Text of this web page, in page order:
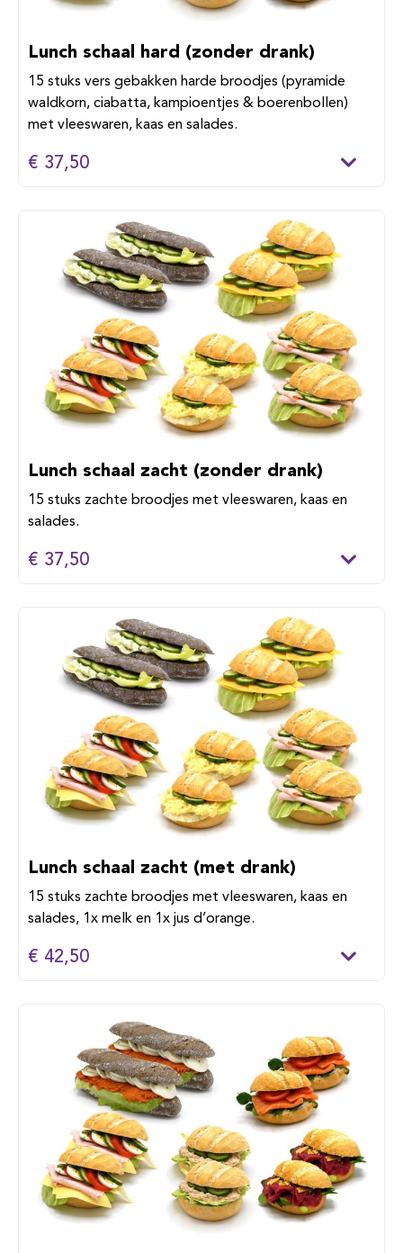
Lunch schaal hard (zonder drank)
15 stuks vers gebakken harde broodjes (pyramide
waldkorn, ciabatta, kampioentjes & boerenbollen)
met vleeswaren, kaas en salades.
€ 37,50
Lunch schaal zacht (zonder drank)
15 stuks zachte broodjes met vleeswaren, kaas en
salades.
€ 37,50
Lunch schaal zacht (met drank)
15 stuks zachte broodjes met vleeswaren, kaas en
salades, 1x melk en 1x jus d’orange.
€ 42,50